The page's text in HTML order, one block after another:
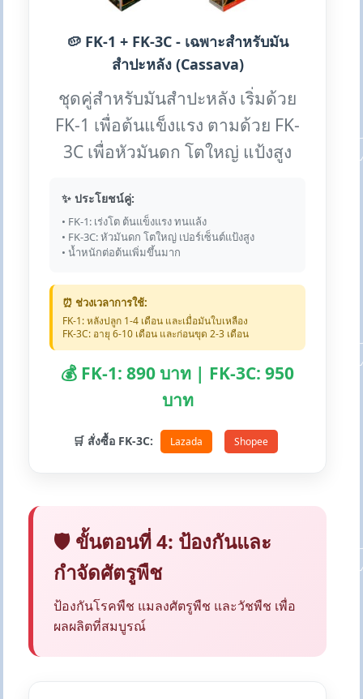
🥔 FK-1 + FK-3C - เฉพาะสำหรับมัน
สำปะหลัง (Cassava)
ชุดคู่สำหรับมันสำปะหลัง เริ่มด้วย
FK-1 เพื่อต้นแข็งแรง ตามด้วย FK-
3C เพื่อหัวมันดก โตใหญ่ แป้งสูง
✨ ประโยชน์คู่:
• FK-1: เร่งโต ต้นแข็งแรง ทนแล้ง
• FK-3C: หัวมันดก โตใหญ่ เปอร์เซ็นต์แป้งสูง
• น้ำหนักต่อต้นเพิ่มขึ้นมาก
⏰ ช่วงเวลาการใช้:
FK-1: หลังปลูก 1-4 เดือน และเมื่อมันใบเหลือง
FK-3C: อายุ 6-10 เดือน และก่อนขุด 2-3 เดือน
💰 FK-1: 890 บาท | FK-3C: 950
บาท
🛒 สั่งซื้อ FK-3C: Lazada Shopee
🛡️ ขั้นตอนที่ 4: ป้องกันและ
กำจัดศัตรูพืช
ป้องกันโรคพืช แมลงศัตรูพืช และวัชพืช เพื่อ
ผลผลิตที่สมบูรณ์